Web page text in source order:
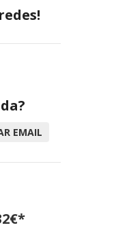
EMAIL
€*